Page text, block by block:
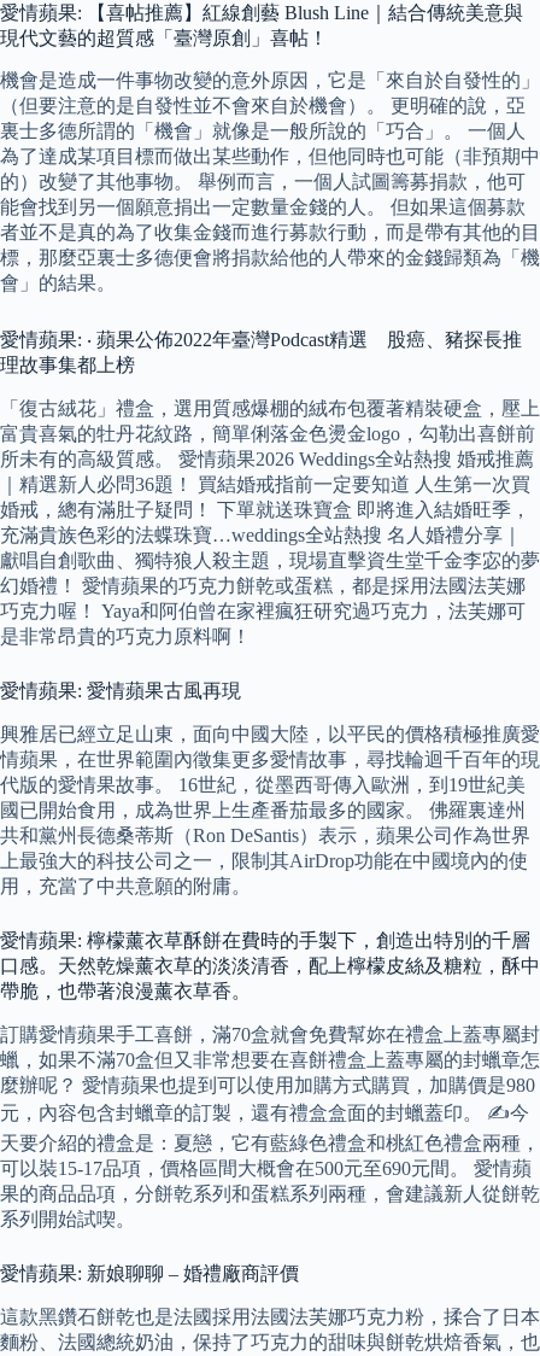
愛情蘋果: 【喜帖推薦】紅線創藝 Blush Line｜結合傳統美意與
現代文藝的超質感「臺灣原創」喜帖！
機會是造成一件事物改變的意外原因，它是「來自於自發性的」
（但要注意的是自發性並不會來自於機會）。 更明確的說，亞
裏士多德所謂的「機會」就像是一般所說的「巧合」。 一個人
為了達成某項目標而做出某些動作，但他同時也可能（非預期中
的）改變了其他事物。 舉例而言，一個人試圖籌募捐款，他可
能會找到另一個願意捐出一定數量金錢的人。 但如果這個募款
者並不是真的為了收集金錢而進行募款行動，而是帶有其他的目
標，那麼亞裏士多德便會將捐款給他的人帶來的金錢歸類為「機
會」的結果。
愛情蘋果: ‧ 蘋果公佈2022年臺灣Podcast精選 股癌、豬探長推
理故事集都上榜
「復古絨花」禮盒，選用質感爆棚的絨布包覆著精裝硬盒，壓上
富貴喜氣的牡丹花紋路，簡單俐落金色燙金logo，勾勒出喜餅前
所未有的高級質感。 愛情蘋果2026 Weddings全站熱搜 婚戒推薦
｜精選新人必問36題！ 買結婚戒指前一定要知道 人生第一次買
婚戒，總有滿肚子疑問！ 下單就送珠寶盒 即將進入結婚旺季，
充滿貴族色彩的法蝶珠寶…weddings全站熱搜 名人婚禮分享｜
獻唱自創歌曲、獨特狼人殺主題，現場直擊資生堂千金李宓的夢
幻婚禮！ 愛情蘋果的巧克力餅乾或蛋糕，都是採用法國法芙娜
巧克力喔！ Yaya和阿伯曾在家裡瘋狂研究過巧克力，法芙娜可
是非常昂貴的巧克力原料啊！
愛情蘋果: 愛情蘋果古風再現
興雅居已經立足山東，面向中國大陸，以平民的價格積極推廣愛
情蘋果，在世界範圍內徵集更多愛情故事，尋找輪迴千百年的現
代版的愛情果故事。 16世紀，從墨西哥傳入歐洲，到19世紀美
國已開始食用，成為世界上生產番茄最多的國家。 佛羅裏達州
共和黨州長德桑蒂斯（Ron DeSantis）表示，蘋果公司作為世界
上最強大的科技公司之一，限制其AirDrop功能在中國境內的使
用，充當了中共意願的附庸。
愛情蘋果: 檸檬薰衣草酥餅在費時的手製下，創造出特別的千層
口感。天然乾燥薰衣草的淡淡清香，配上檸檬皮絲及糖粒，酥中
帶脆，也帶著浪漫薰衣草香。
訂購愛情蘋果手工喜餅，滿70盒就會免費幫妳在禮盒上蓋專屬封
蠟，如果不滿70盒但又非常想要在喜餅禮盒上蓋專屬的封蠟章怎
麼辦呢？ 愛情蘋果也提到可以使用加購方式購買，加購價是980
元，內容包含封蠟章的訂製，還有禮盒盒面的封蠟蓋印。 ✍今
天要介紹的禮盒是：夏戀，它有藍綠色禮盒和桃紅色禮盒兩種，
可以裝15-17品項，價格區間大概會在500元至690元間。 愛情蘋
果的商品品項，分餅乾系列和蛋糕系列兩種，會建議新人從餅乾
系列開始試喫。
愛情蘋果: 新娘聊聊 – 婚禮廠商評價
這款黑鑽石餅乾也是法國採用法國法芙娜巧克力粉，揉合了日本
麵粉、法國總統奶油，保持了巧克力的甜味與餅乾烘焙香氣，也